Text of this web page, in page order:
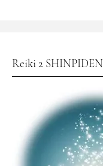
Reiki 2 SHINPIDEN